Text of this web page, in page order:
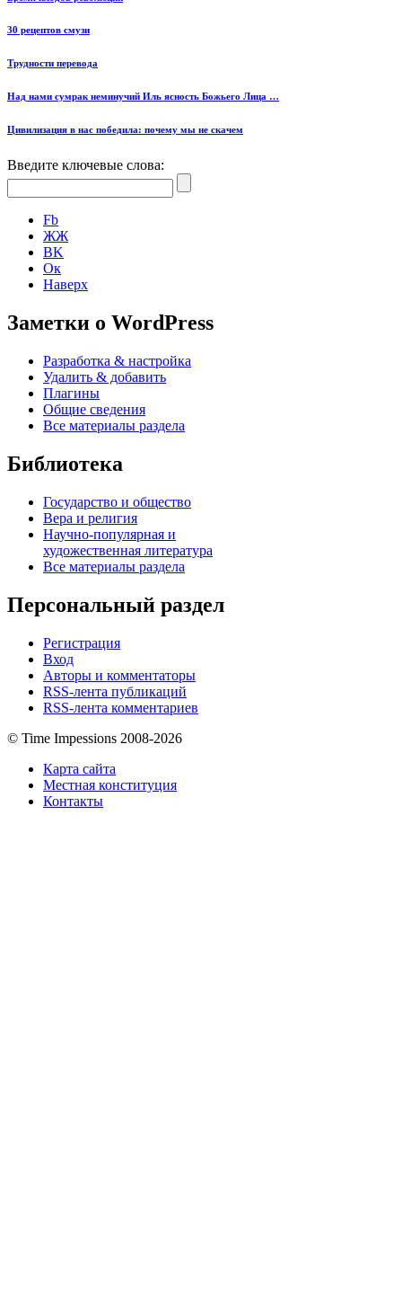
30 рецептов смузи
Трудности перевода
Над нами сумрак неминучий Иль ясность Божьего Лица …
Цивилизация в нас победила: почему мы не скачем
Введите ключевые слова:
Fb
ЖЖ
ВK
Ок
Наверх
Заметки о WordPress
Разработка & настройка
Удалить & добавить
Плагины
Общие сведения
Все материалы раздела
Библиотека
Государство и общество
Вера и религия
Научно-популярная и
художественная литература
Все материалы раздела
Персональный раздел
Регистрация
Вход
Авторы и комментаторы
RSS-лента публикаций
RSS-лента комментариев
© Time Impessions 2008-2026
Карта сайта
Местная конституция
Контакты